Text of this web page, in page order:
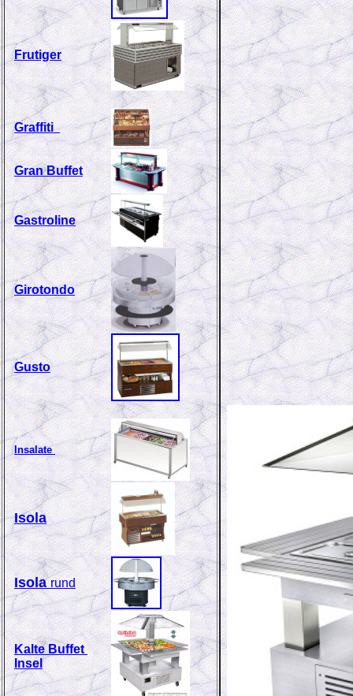
Frutiger
Graffiti
Gran Buffet
Gastroline
Girotondo
Gusto
Insalate
Isola
Isolarund
Kalte Buffet
Insel